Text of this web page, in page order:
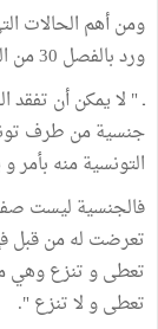
ومن أهم الحالات
ورد بالفصل 30 من المجلة الذي ينص على أنّه:
ـ " لا يمكن أن تفقد
جنسية من طرف
التونسية منه بأمر
فالجنسية ليست
تعرضت له من قبل
تعطى و تنزع وهي
تعطى و لا تنزع ".